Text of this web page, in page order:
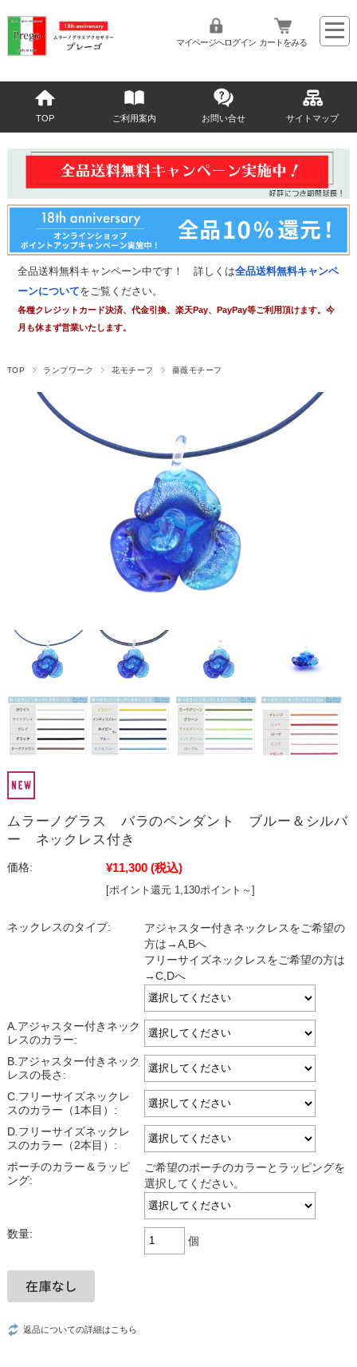
マイページへログイン カートをみる
TOP ご利用案内 お問い合せ サイトマップ
全品送料無料キャンペーン中です！ 詳しくは全品送料無料キャンペ
ーンについてをご覧ください。
各種クレジットカード決済、代金引換、楽天Pay、PayPay等ご利用頂けます。今
月も休まず営業いたします。
TOP ランプワーク 花モチーフ 薔薇モチーフ
ムラーノグラス バラのペンダント ブルー＆シルバ
ー ネックレス付き
価格: ¥11,300 (税込)
[ポイント還元 1,130ポイント～]
ネックレスのタイプ:
アジャスター付きネックレスをご希望の
方は→A,Bへ
フリーサイズネックレスをご希望の方は
→C,Dへ
A.アジャスター付きネック
レスのカラー:
B.アジャスター付きネック
レスの長さ:
C.フリーサイズネックレ
スのカラー（1本目）:
D.フリーサイズネックレ
スのカラー（2本目）:
ポーチのカラー＆ラッピ
ング:
ご希望のポーチのカラーとラッピングを
選択してください。
数量:
個
返品についての詳細はこちら